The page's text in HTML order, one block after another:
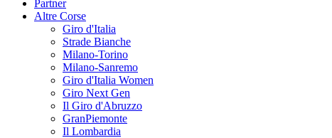
Partner
Altre Corse
Giro d'Italia
Strade Bianche
Milano-Torino
Milano-Sanremo
Giro d'Italia Women
Giro Next Gen
Il Giro d'Abruzzo
GranPiemonte
Il Lombardia